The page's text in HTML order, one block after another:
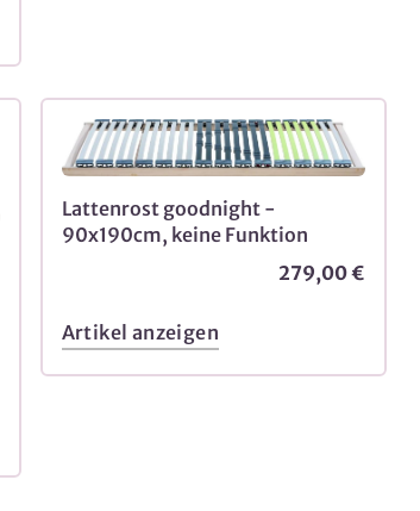
Lattenrost goodnight -
90x190cm, keine Funktion
279,00 €
Artikel anzeigen